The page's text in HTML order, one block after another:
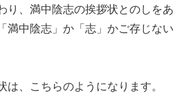
り、満中陰志の挨拶状とのしを
満中陰志」か「志」かご存じな
は、こちらのようになります。